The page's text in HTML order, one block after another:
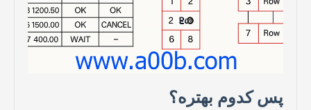
پس کدوم بهتره؟